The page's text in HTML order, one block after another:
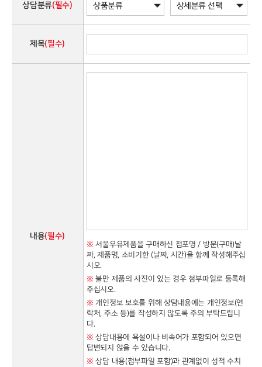
상담분류(필수)
제목(필수)
내용(필수)
※ 서울우유제품을 구매하신 점포명 / 방문(구매)날
짜, 제품명, 소비기한 (날짜, 시간)을 함께 작성해주십
시오.
※ 불만 제품의 사진이 있는 경우 첨부파일로 등록해
주십시오.
※ 개인정보 보호를 위해 상담내용에는 개인정보(연
락처, 주소 등)를 작성하지 않도록 주의 부탁드립니
다.
※ 상담내용에 욕설이나 비속어가 포함되어 있으면
답변되지 않을 수 있습니다.
※ 상담 내용(첨부파일 포함)과 관계없이 성적 수치